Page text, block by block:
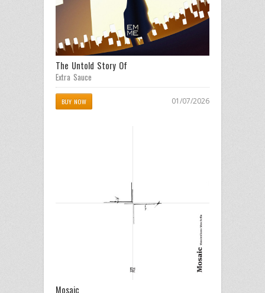
The Untold Story Of
Extra Sauce
BUY NOW 01/07/2026
Mosaic